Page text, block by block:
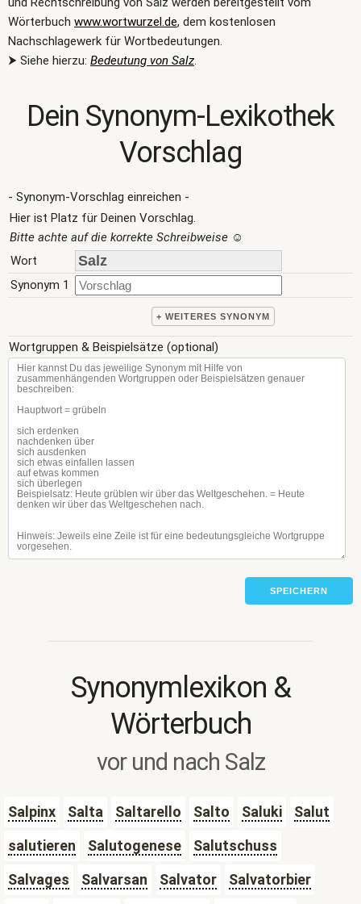
Wörterbuch www.wortwurzel.de, dem kostenlosen
Nachschlagewerk für Wortbedeutungen.
⮞ Siehe hierzu: Bedeutung von Salz.
Dein Synonym-Lexikothek
Vorschlag
- Synonym-Vorschlag einreichen -
Hier ist Platz für Deinen Vorschlag.
Bitte achte auf die korrekte Schreibweise ☺
Wort
Synonym 1
+ WEITERES SYNONYM
Wortgruppen & Beispielsätze (optional)
SPEICHERN
Synonymlexikon &
Wörterbuch
vor und nach Salz
Salpinx Salta Saltarello Salto Saluki
Salut
salutieren
Salutogenese
Salutschuss
Salvages
Salvarsan Salvator
Salvatorbier